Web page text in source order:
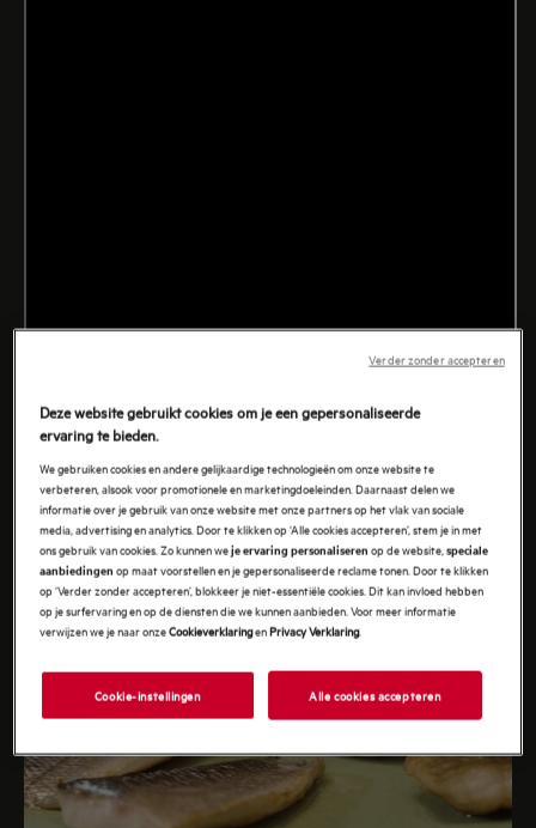
Deze website gebruikt cookies om je een gepersonaliseerde
ervaring te bieden.
We gebruiken cookies en andere gelijkaardige technologieën om onze website te
verbeteren, alsook voor promotionele en marketingdoeleinden. Daarnaast delen we
informatie over je gebruik van onze website met onze partners op het vlak van sociale
media, advertising en analytics. Door te klikken op ‘Alle cookies accepteren’, stem je in met
ons gebruik van cookies. Zo kunnen weje ervaring personaliseren op de website,speciale
aanbiedingen op maat voorstellen en je gepersonaliseerde reclame tonen. Door te klikken
op ‘Verder zonder accepteren’, blokkeer je niet-essentiële cookies. Dit kan invloed hebben
op je surfervaring en op de diensten die we kunnen aanbieden. Voor meer informatie
verwijzen we je naar onzeCookieverklaringenPrivacy Verklaring.
Cookie-instellingen Alle cookies accepteren
Verder zonder accepteren